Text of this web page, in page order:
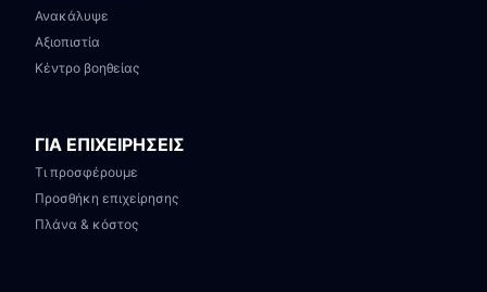
Ανακάλυψε
Αξιοπιστία
Κέντρο βοηθείας
ΓΙΑ ΕΠΙΧΕΙΡΗΣΕΙΣ
Τι προσφέρουμε
Προσθήκη επιχείρησης
Πλάνα & κόστος